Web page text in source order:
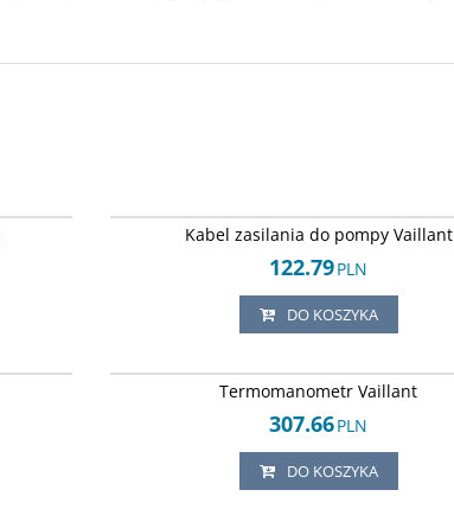
Kabel zasilania do pompy Vaillant
122.79PLN
DO KOSZYKA
Termomanometr Vaillant
307.66PLN
DO KOSZYKA